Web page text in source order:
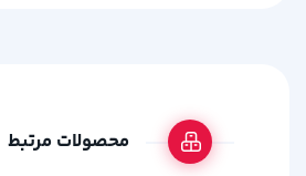
محصولات مرتبط